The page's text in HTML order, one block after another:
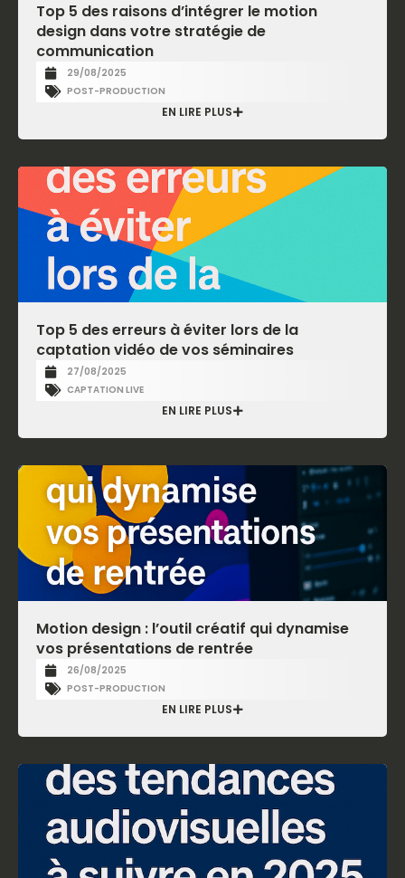
Top 5 des raisons d’intégrer le motion
design dans votre stratégie de
communication
29/08/2025
POST-PRODUCTION
EN LIRE PLUS
Top 5 des erreurs à éviter lors de la
captation vidéo de vos séminaires
27/08/2025
CAPTATION LIVE
EN LIRE PLUS
Motion design : l’outil créatif qui dynamise
vos présentations de rentrée
26/08/2025
POST-PRODUCTION
EN LIRE PLUS